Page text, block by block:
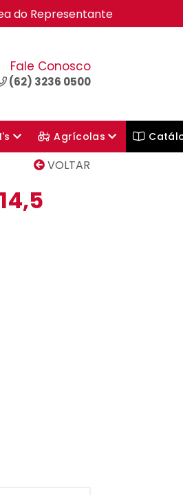
do Representante
Fale Conosco
(62) 3236 0500
Agrícolas
VOLTAR